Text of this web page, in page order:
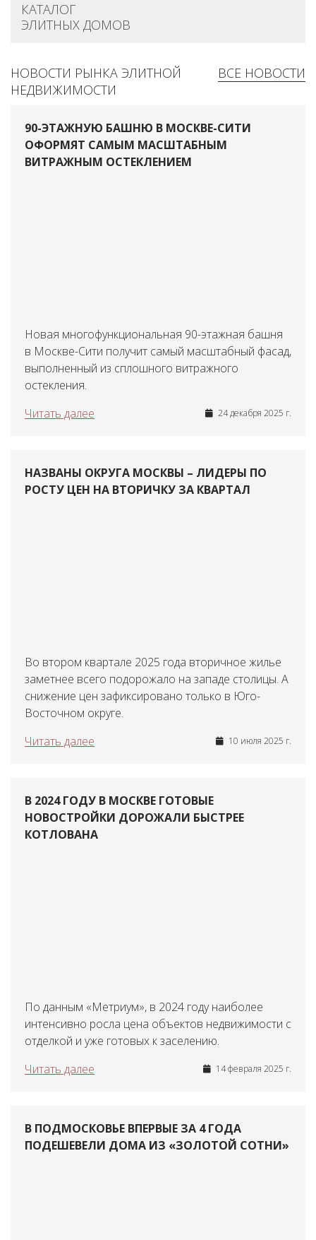
КАТАЛОГ
ЭЛИТНЫХ ДОМОВ
ВСЕ НОВОСТИ
НОВОСТИ РЫНКА ЭЛИТНОЙ
НЕДВИЖИМОСТИ
90-ЭТАЖНУЮ БАШНЮ В МОСКВЕ-СИТИ
ОФОРМЯТ САМЫМ МАСШТАБНЫМ
ВИТРАЖНЫМ ОСТЕКЛЕНИЕМ
Новая многофункциональная 90-этажная башня
в Москве-Сити получит самый масштабный фасад,
выполненный из сплошного витражного
остекления.
Читать далее
24 декабря 2025 г.
НАЗВАНЫ ОКРУГА МОСКВЫ – ЛИДЕРЫ ПО
РОСТУ ЦЕН НА ВТОРИЧКУ ЗА КВАРТАЛ
Во втором квартале 2025 года вторичное жилье
заметнее всего подорожало на западе столицы. А
снижение цен зафиксировано только в Юго-
Восточном округе.
Читать далее
10 июля 2025 г.
В 2024 ГОДУ В МОСКВЕ ГОТОВЫЕ
НОВОСТРОЙКИ ДОРОЖАЛИ БЫСТРЕЕ
КОТЛОВАНА
По данным «Метриум», в 2024 году наиболее
интенсивно росла цена объектов недвижимости с
отделкой и уже готовых к заселению.
Читать далее
14 февраля 2025 г.
В ПОДМОСКОВЬЕ ВПЕРВЫЕ ЗА 4 ГОДА
ПОДЕШЕВЕЛИ ДОМА ИЗ «ЗОЛОТОЙ СОТНИ»